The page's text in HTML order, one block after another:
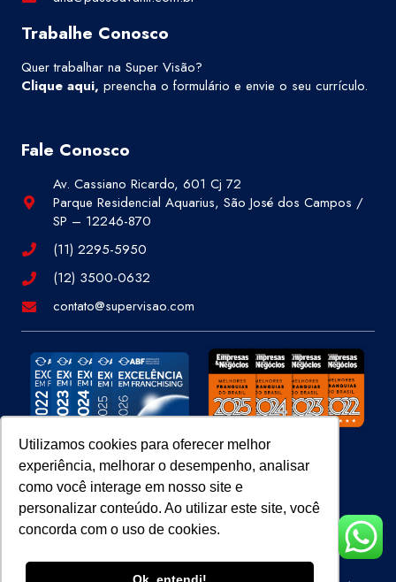
Utilizamos cookies para oferecer melhor
experiência, melhorar o desempenho, analisar
como você interage em nosso site e
personalizar conteúdo. Ao utilizar este site, você
concorda com o uso de cookies.
Trabalhe Conosco
Quer trabalhar na Super Visão?
Clique aqui, preencha o formulário e envie o seu currículo.
Fale Conosco
Av. Cassiano Ricardo, 601 Cj 72
Parque Residencial Aquarius, São José dos Campos /
SP – 12246-870
(11) 2295-5950
(12) 3500-0632
contato@supervisao.com
Site 100% Seguro